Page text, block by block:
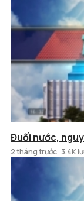
Đuối nước,
2 tháng trước 3.4K